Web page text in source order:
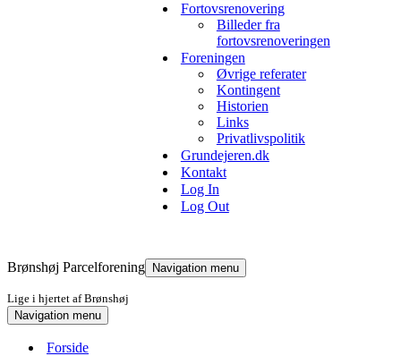
Fortovsrenovering
Billeder fra
fortovsrenoveringen
Foreningen
Øvrige referater
Kontingent
Historien
Links
Privatlivspolitik
Grundejeren.dk
Kontakt
Log In
Log Out
Brønshøj Parcelforening
Lige i hjertet af Brønshøj
Navigation menu
Navigation menu
Forside